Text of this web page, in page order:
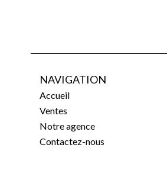
NAVIGATION
Accueil
Ventes
Notre agence
Contactez-nous